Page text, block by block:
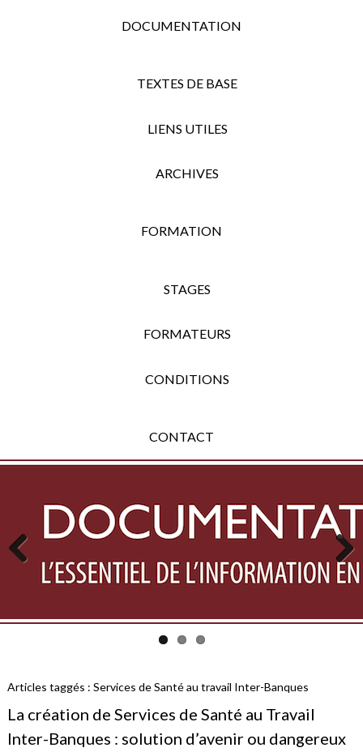
DOCUMENTATION
TEXTES DE BASE
LIENS UTILES
ARCHIVES
FORMATION
STAGES
FORMATEURS
CONDITIONS
CONTACT
Previous Next
Articles taggés : Services de Santé au travail Inter-Banques
La création de Services de Santé au Travail
Inter-Banques : solution d’avenir ou dangereux